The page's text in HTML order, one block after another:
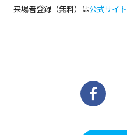
来場者登録（無料）は公式サイト